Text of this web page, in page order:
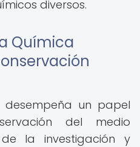
diversos.
Química
desempeña un papel
del medio
la investigación y